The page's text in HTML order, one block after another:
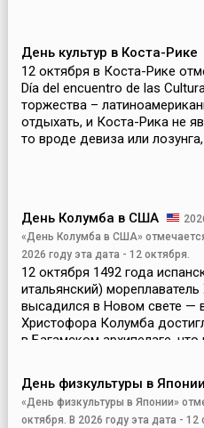
День культур в Коста-Рике
12 октября в Коста-Рике
Día del encuentro de las
торжества –
отдыхать, и Коста-Рика не
то вроде девиза или
День Колумба в США
«День Колумба в США»
2026 году эта дата - 12 октября.
12 октября 1492 года
итальянский)
высадился в Новом свете —
Христофора Колумба
в Багамском архипелаге,
День физкультуры в Японии
«День физкультуры в Японии»
октября. В 2026 году эта дата - 12